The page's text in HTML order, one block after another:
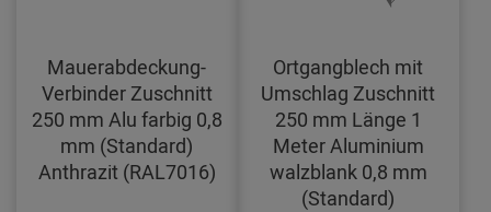
Mauerabdeckung-
Verbinder Zuschnitt
250 mm Alu farbig 0,8
mm (Standard)
Anthrazit (RAL7016)
Ortgangblech mit
Umschlag Zuschnitt
250 mm Länge 1
Meter Aluminium
walzblank 0,8 mm
(Standard)